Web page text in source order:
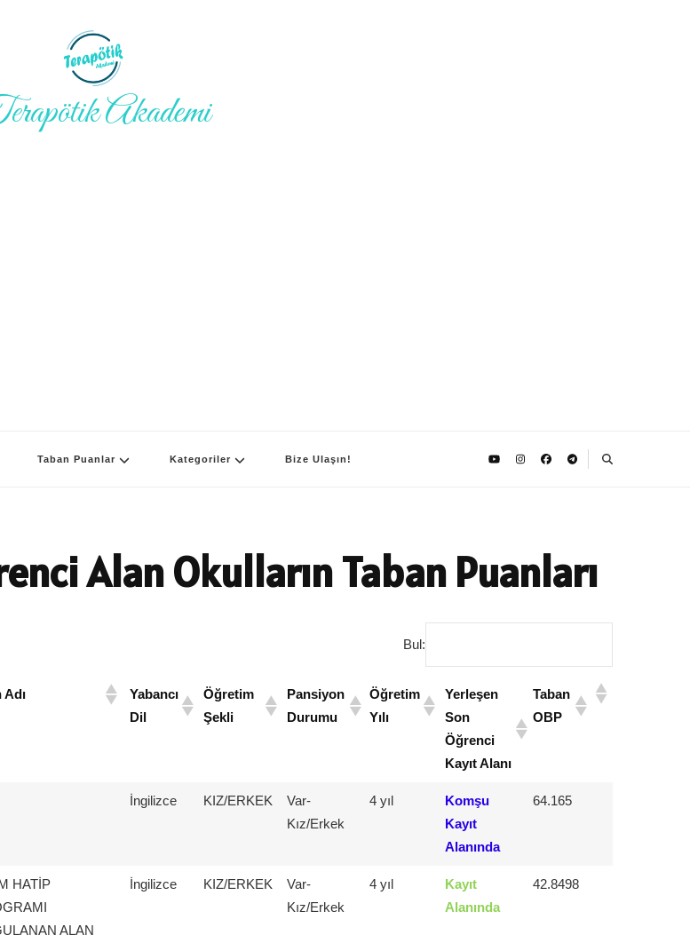
Akademi
Taban Puanlar Kategoriler Bize Ulaşın!
Alan Okulların Taban Puanları
Bul:
Adı
Yabancı
Dil
Öğretim
Şekli
Pansiyon
Durumu
Öğretim
Yılı
Yerleşen
Son
Öğrenci
Kayıt Alanı
Taban
OBP
İngilizce KIZ/ERKEK
Var-
Kız/Erkek
4 yıl
Komşu
Kayıt
Alanında
64.165
HATİP
ALAN
İngilizce KIZ/ERKEK
Var-
Kız/Erkek
4 yıl
Kayıt
Alanında
42.8498